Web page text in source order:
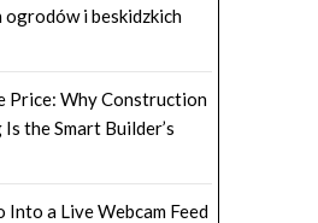
i beskidzkich
Price: Why Construction
the Smart Builder’s
Into a Live Webcam Feed